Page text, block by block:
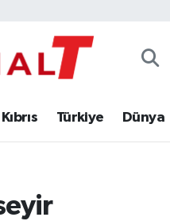
Kıbrıs Türkiye Dünya